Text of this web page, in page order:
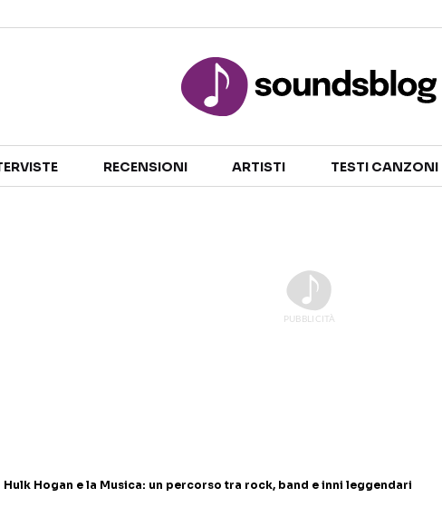
TALENT SHOW
RECENSIONI ARTISTI TESTI CANZONI
Hulk Hogan e la Musica: un percorso tra rock, band e inni leggendari